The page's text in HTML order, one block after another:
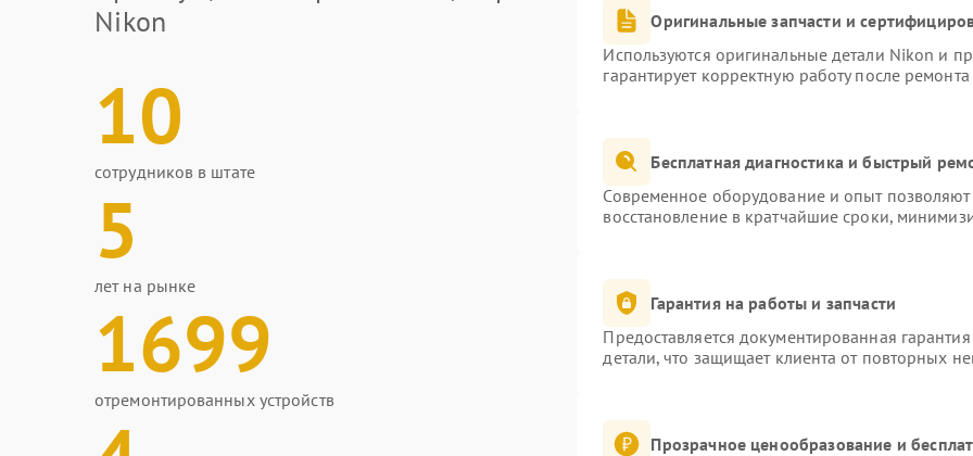
Nikon
10
сотрудников в штате
5
лет на рынке
1699
отремонтированных устройств
Оригинальные запчасти и
Используются оригинальные детали Nikon и
гарантирует корректную работу после
Бесплатная диагностика и быстрый
Современное оборудование и опыт позволяют
восстановление в кратчайшие сроки,
Гарантия на работы и запчасти
Предоставляется документированная
детали, что защищает клиента от повторных
Прозрачное ценообразование и